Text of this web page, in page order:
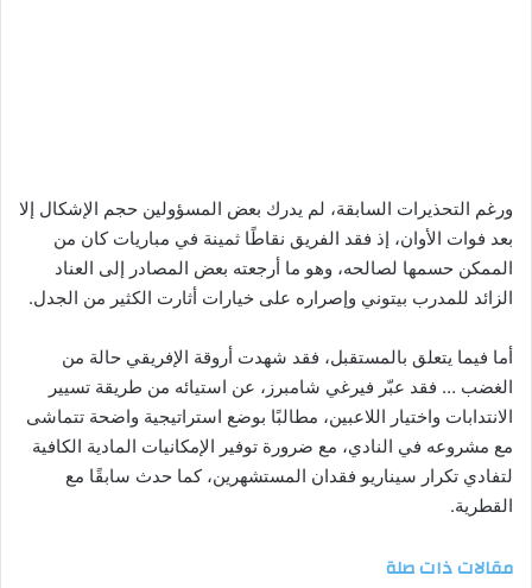
ورغم التحذيرات السابقة، لم يدرك بعض المسؤولين حجم الإشكال إلا
بعد فوات الأوان، إذ فقد الفريق نقاطًا ثمينة في مباريات كان من
الممكن حسمها لصالحه، وهو ما أرجعته بعض المصادر إلى العناد
الزائد للمدرب بيتوني وإصراره على خيارات أثارت الكثير من الجدل.
أما فيما يتعلق بالمستقبل، فقد شهدت أروقة الإفريقي حالة من
الغضب … فقد عبّر فيرغي شامبرز، عن استيائه من طريقة تسيير
الانتدابات واختيار اللاعبين، مطالبًا بوضع استراتيجية واضحة تتماشى
مع مشروعه في النادي، مع ضرورة توفير الإمكانيات المادية الكافية
لتفادي تكرار سيناريو فقدان المستشهرين، كما حدث سابقًا مع
القطرية.
مقالات ذات صلة